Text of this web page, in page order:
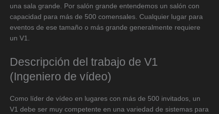
una sala grande. Por salón grande entendemos un salón con
capacidad para más de 500 comensales. Cualquier lugar para
eventos de ese tamaño o más grande generalmente requiere
un V1.
Descripción del trabajo de V1
(Ingeniero de vídeo)
Como líder de vídeo en lugares con más de 500 invitados, un
V1 debe ser muy competente en una variedad de sistemas para